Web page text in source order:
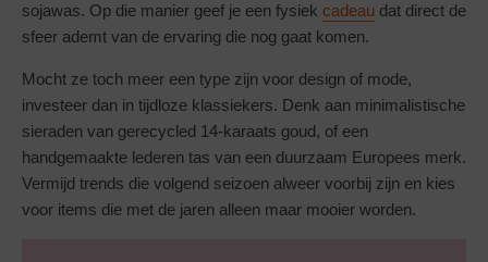
sojawas. Op die manier geef je een fysiek cadeau dat direct de
sfeer ademt van de ervaring die nog gaat komen.
Mocht ze toch meer een type zijn voor design of mode,
investeer dan in tijdloze klassiekers. Denk aan minimalistische
sieraden van gerecycled 14-karaats goud, of een
handgemaakte lederen tas van een duurzaam Europees merk.
Vermijd trends die volgend seizoen alweer voorbij zijn en kies
voor items die met de jaren alleen maar mooier worden.